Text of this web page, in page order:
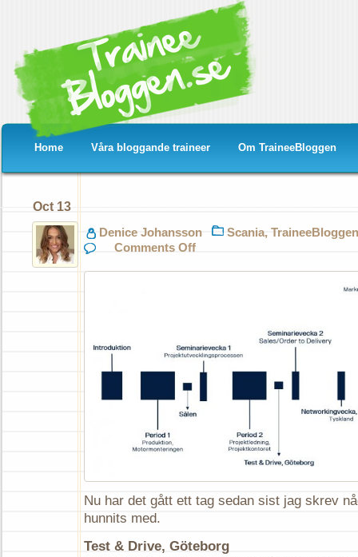
Home Våra bloggande traineer Om TraineeBloggen
Oct 13
Denice Johansson
Scania, TraineeBloggen
Comments Off
Nu har det gått ett tag sedan sist jag skrev
hunnits med.
Test & Drive, Göteborg